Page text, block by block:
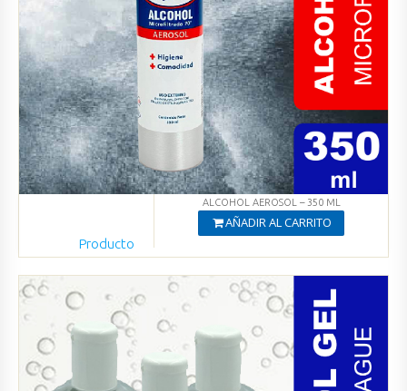
ALCOHOL AEROSOL – 350 ML
AÑADIR AL CARRITO
Producto
Ver productos